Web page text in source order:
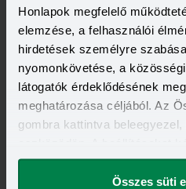
Honlapok megfelelő
elemzése, a felhasználói
hirdetések személyre
nyomonkövetése, a
látogatók érdeklődésének
meghatározása céljából. Az
gombra kattintva
megváltoztathatod.
Összes süti
Kapcsolódó